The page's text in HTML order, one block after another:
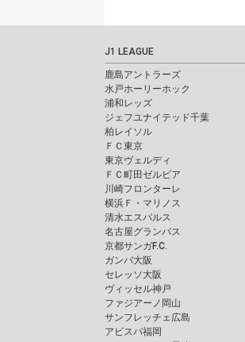
J1 LEAGUE
鹿島アントラーズ
水戸ホーリーホック
浦和レッズ
ジェフユナイテッド千葉
柏レイソル
ＦＣ東京
東京ヴェルディ
ＦＣ町田ゼルビア
川崎フロンターレ
横浜Ｆ・マリノス
清水エスパルス
名古屋グランパス
京都サンガF.C.
ガンバ大阪
セレッソ大阪
ヴィッセル神戸
ファジアーノ岡山
サンフレッチェ広島
アビスパ福岡